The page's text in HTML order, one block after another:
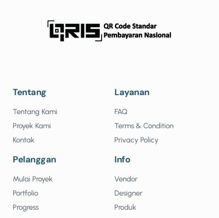
Tentang
Tentang Kami
Proyek Kami
Kontak
Pelanggan
Mulai Proyek
Portfolio
Progress
Layanan
FAQ
Terms & Condition
Privacy Policy
Info
Vendor
Designer
Produk